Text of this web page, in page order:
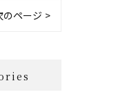
のページ >